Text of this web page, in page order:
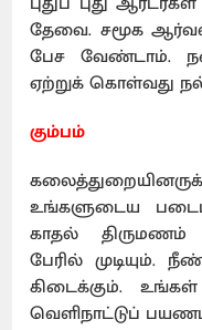
தேவை. சமூக
பேச வேண்டாம்.
ஏற்றுக் கொள்வது
கும்பம்
உங்களுடைய
காதல்
பேரில் முடியும்.
கிடைக்கும்.
வெளிநாட்டுப்